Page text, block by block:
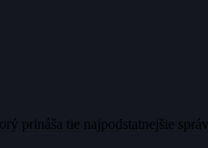
prináša tie najpodstatnejšie